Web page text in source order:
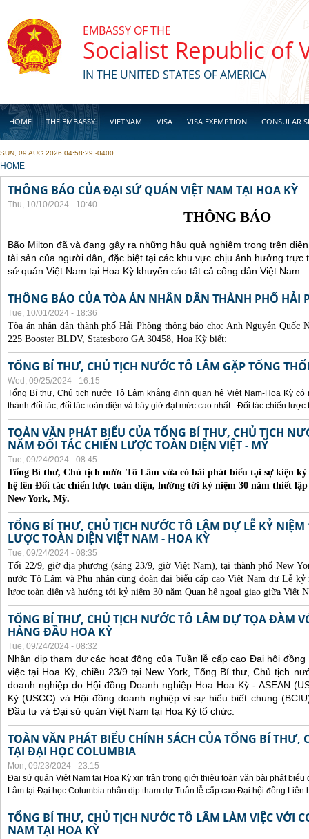
EMBASSY OF THE
Socialist Republic of
IN THE UNITED STATES OF AMERICA
HOME THE EMBASSY VIETNAM VISA VISA EXEMPTION CONSULAR
BUSINESS
SUN, 09 AUG 2026 04:58:29 -0400
YOU ARE HERE
HOME
THÔNG BÁO CỦA ĐẠI SỨ QUÁN VIỆT NAM TẠI HOA KỲ
Thu, 10/10/2024 - 10:40
THÔNG BÁO
Bão Milton đã và đang gây ra những hậu quả nghiêm trọng trên
tài sản của người dân, đặc biệt tại các khu vực chịu ảnh hưởng
sứ quán Việt Nam tại Hoa Kỳ khuyến cáo tất cả công dân Việt Nam...
THÔNG BÁO CỦA TÒA ÁN NHÂN DÂN THÀNH PHỐ HẢI
Tue, 10/01/2024 - 18:36
Tòa án nhân dân thành phố Hải Phòng thông báo cho: Anh Nguyễn Quốc
225 Booster BLDV, Statesboro GA 30458, Hoa Kỳ biết:
TỔNG BÍ THƯ, CHỦ TỊCH NƯỚC TÔ LÂM GẶP TỔNG
Wed, 09/25/2024 - 16:15
Tổng Bí thư, Chủ tịch nước Tô Lâm khẳng định quan hệ Việt Nam-Hoa Kỳ
thành đối tác, đối tác toàn diện và bây giờ đạt mức cao nhất - Đối tác chiến lược
TOÀN VĂN PHÁT BIỂU CỦA TỔNG BÍ THƯ, CHỦ TỊCH
NĂM ĐỐI TÁC CHIẾN LƯỢC TOÀN DIỆN VIỆT - MỸ
Tue, 09/24/2024 - 08:45
Tổng Bí thư, Chủ tịch nước Tô Lâm vừa có bài phát biểu tại sự kiện
hệ lên Đối tác chiến lược toàn diện, hướng tới kỷ niệm 30 năm thiết
New York, Mỹ.
TỔNG BÍ THƯ, CHỦ TỊCH NƯỚC TÔ LÂM DỰ LỄ KỶ
LƯỢC TOÀN DIỆN VIỆT NAM - HOA KỲ
Tue, 09/24/2024 - 08:35
Tối 22/9, giờ địa phương (sáng 23/9, giờ Việt Nam), tại thành phố New
nước Tô Lâm và Phu nhân cùng đoàn đại biểu cấp cao Việt Nam dự Lễ
lược toàn diện và hướng tới kỷ niệm 30 năm Quan hệ ngoại giao giữa Việt
TỔNG BÍ THƯ, CHỦ TỊCH NƯỚC TÔ LÂM DỰ TỌA ĐÀM
HÀNG ĐẦU HOA KỲ
Tue, 09/24/2024 - 08:32
Nhân dịp tham dự các hoạt động của Tuần lễ cấp cao Đại hội
việc tại Hoa Kỳ, chiều 23/9 tại New York, Tổng Bí thư, Chủ tịch
doanh nghiệp do Hội đồng Doanh nghiệp Hoa Hoa Kỳ - ASEAN
Kỳ (USCC) và Hội đồng doanh nghiệp vì sự hiểu biết chung
Đầu tư và Đại sứ quán Việt Nam tại Hoa Kỳ tổ chức.
TOÀN VĂN PHÁT BIỂU CHÍNH SÁCH CỦA TỔNG BÍ THƯ,
TẠI ĐẠI HỌC COLUMBIA
Mon, 09/23/2024 - 23:15
Đại sứ quán Việt Nam tại Hoa Kỳ xin trân trọng giới thiệu toàn văn bài phát biểu
Lâm tại Đại học Columbia nhân dịp tham dự Tuần lễ cấp cao Đại hội đồng Liên
TỔNG BÍ THƯ, CHỦ TỊCH NƯỚC TÔ LÂM LÀM VIỆC VỚI
NAM TẠI HOA KỲ